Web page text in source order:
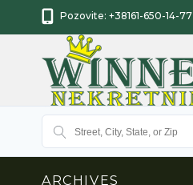
Pozovite: +38161-650-14-77
ARCHIVES